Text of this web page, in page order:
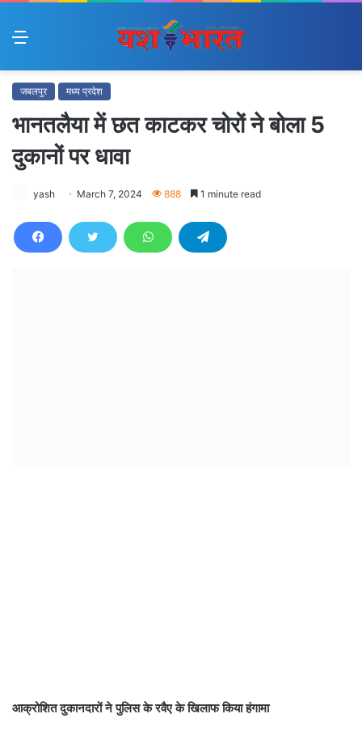
Menu
जबलपुर मध्य प्रदेश
भानतलैया में छत काटकर चोरों ने बोला 5
दुकानों पर धावा
yash March 7, 2024 888 1 minute read
आक्रोशित दुकानदारों ने पुलिस के रवैए के खिलाफ किया हंगामा